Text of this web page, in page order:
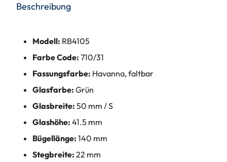
Beschreibung
Modell: RB4105
Farbe Code: 710/31
Fassungsfarbe: Havanna, faltbar
Glasfarbe: Grün
Glasbreite: 50 mm / S
Glashöhe: 41.5 mm
Bügellänge: 140 mm
Stegbreite: 22 mm